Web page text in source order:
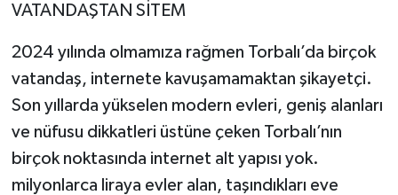
VATANDAŞTAN SİTEM
2024 yılında olmamıza rağmen Torbalı’da birçok
vatandaş, internete kavuşamamaktan şikayetçi.
Son yıllarda yükselen modern evleri, geniş alanları
ve nüfusu dikkatleri üstüne çeken Torbalı’nın
birçok noktasında internet alt yapısı yok.
milyonlarca liraya evler alan, taşındıkları eve